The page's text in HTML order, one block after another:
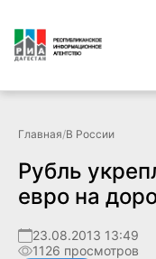
Главная/В России
Рубль
евро на
23.08.2013 13:49
1126 просмотров